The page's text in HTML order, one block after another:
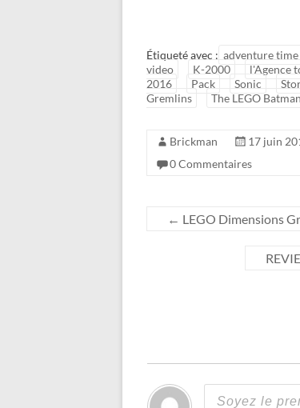
Étiqueté avec : adventure time
video
K-2000 l'Agence
2016
Pack Sonic
Gremlins
The LEGO
Brickman 17 juin
0 Commentaires
← LEGO Dimensions